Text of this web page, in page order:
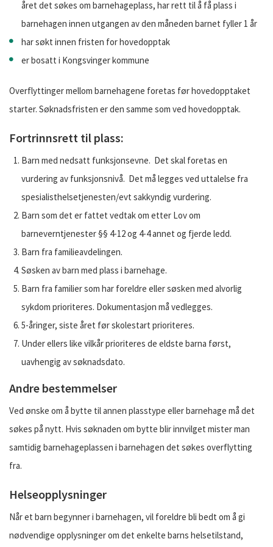
året det søkes om barnehageplass, har rett til å få plass i
barnehagen innen utgangen av den måneden barnet fyller 1 år
har søkt innen fristen for hovedopptak
er bosatt i Kongsvinger kommune
Overflyttinger mellom barnehagene foretas før hovedopptaket
starter. Søknadsfristen er den samme som ved hovedopptak.
Fortrinnsrett til plass:
Barn med nedsatt funksjonsevne. Det skal foretas en
vurdering av funksjonsnivå. Det må legges ved uttalelse fra
spesialisthelsetjenesten/evt sakkyndig vurdering.
Barn som det er fattet vedtak om etter Lov om
barneverntjenester §§ 4-12 og 4-4 annet og fjerde ledd.
Barn fra familieavdelingen.
Søsken av barn med plass i barnehage.
Barn fra familier som har foreldre eller søsken med alvorlig
sykdom prioriteres. Dokumentasjon må vedlegges.
5-åringer, siste året før skolestart prioriteres.
Under ellers like vilkår prioriteres de eldste barna først,
uavhengig av søknadsdato.
Andre bestemmelser
Ved ønske om å bytte til annen plasstype eller barnehage må det
søkes på nytt. Hvis søknaden om bytte blir innvilget mister man
samtidig barnehageplassen i barnehagen det søkes overflytting
fra.
Helseopplysninger
Når et barn begynner i barnehagen, vil foreldre bli bedt om å gi
nødvendige opplysninger om det enkelte barns helsetilstand,